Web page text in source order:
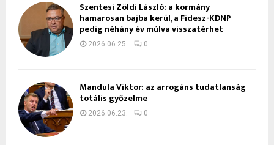
Szentesi Zöldi László: a kormány
hamarosan bajba kerül, a Fidesz-KDNP
pedig néhány év múlva visszatérhet
2026.06.25. 0
Mandula Viktor: az arrogáns tudatlanság
totális győzelme
2026.06.23. 0